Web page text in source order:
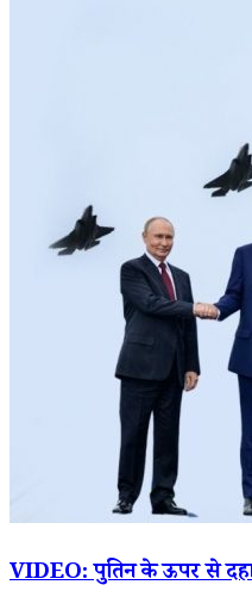
VIDEO: पुतिन के ऊपर से